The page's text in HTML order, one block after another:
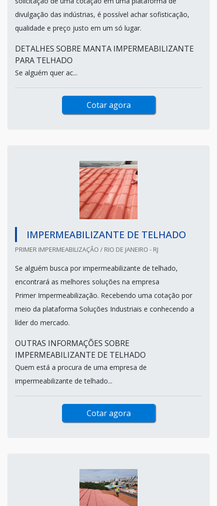
divulgação das indústrias, é possível achar sofisticação,
qualidade e preço justo em um só lugar.
DETALHES SOBRE MANTA IMPERMEABILIZANTE
PARA TELHADO
Se alguém quer ac...
Cotar agora
IMPERMEABILIZANTE DE TELHADO
PRIMER IMPERMEABILIZAÇÃO / RIO DE JANEIRO - RJ
Se alguém busca por impermeabilizante de telhado,
encontrará as melhores soluções na empresa
Primer Impermeabilização. Recebendo uma cotação por
meio da plataforma Soluções Industriais e conhecendo a
líder do mercado.
OUTRAS INFORMAÇÕES SOBRE
IMPERMEABILIZANTE DE TELHADO
Quem está a procura de uma empresa de
impermeabilizante de telhado...
Cotar agora